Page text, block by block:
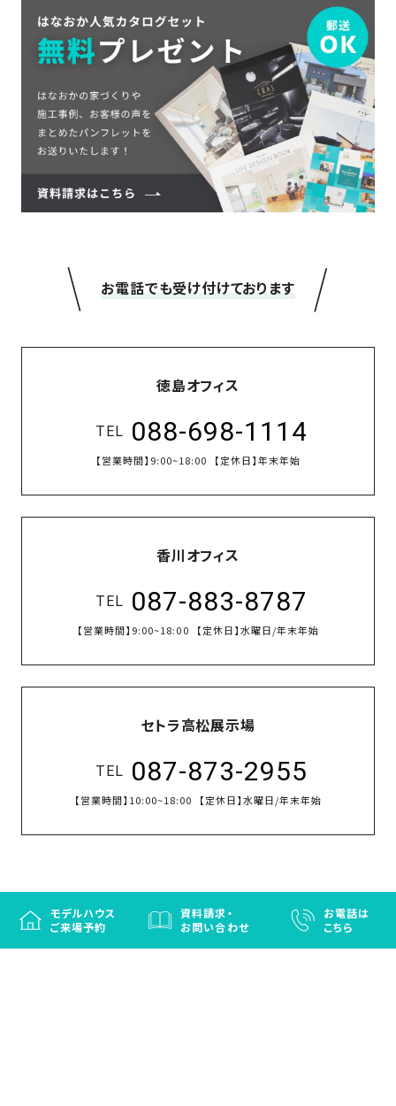
モデルハウス
ご来場予約
資料請求・
お問い合わせ
お電話は
こちら
＼お電話でも受け付けております／
徳島オフィス
TEL 088-698-1114
【営業時間】 9:00~18:00 【定休日】年末年始
香川オフィス
TEL 087-883-8787
【営業時間】 9:00~18:00 【定休日】水曜日/年末年始
セトラ高松展示場
TEL 087-873-2955
【営業時間】 10:00~18:00 【定休日】水曜日/年末年始